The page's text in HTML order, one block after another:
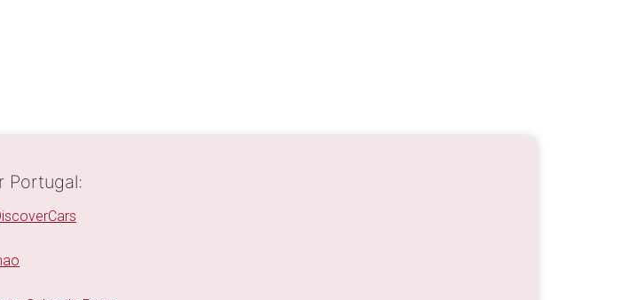
Portugal: